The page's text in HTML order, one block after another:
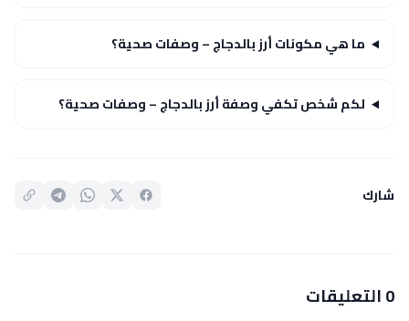
ما هي مكونات أرز بالدجاج – وصفات صحية؟
لكم شخص تكفي وصفة أرز بالدجاج – وصفات صحية؟
شارك
0 التعليقات